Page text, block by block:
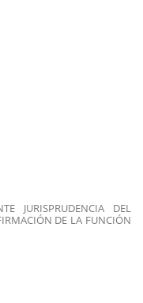
JURISPRUDENCIA DEL
DE LA FUNCIÓN